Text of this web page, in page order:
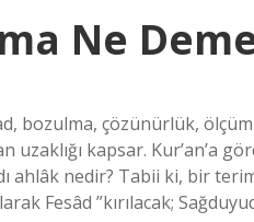
Ne
bozulma, çözünürlük,
uzaklığı kapsar. Kur’an’a
ahlâk nedir? Tabii ki, bir
Fesâd ”kırılacak;